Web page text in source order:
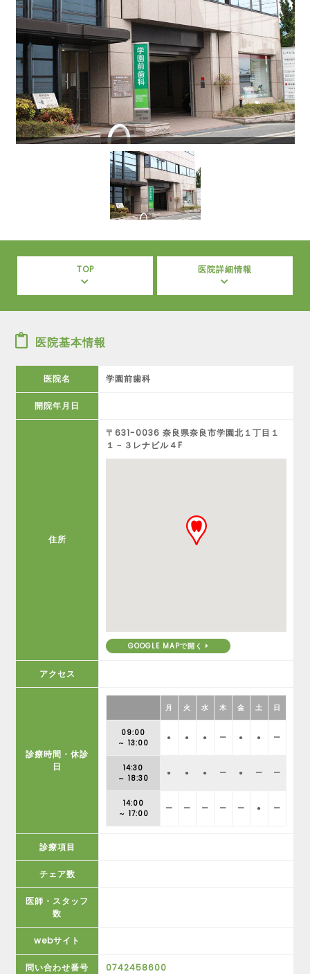
TOP 医院詳細情報
医院基本情報
医院名 学園前歯科
開院年月日
住所
〒631-0036 奈良県奈良市学園北１丁目１
１－３レナビル４F
GOOGLE MAPで開く
アクセス
診療時間・休診
日
月 火 水 木 金 土 日
09:00
～ 13:00
● ● ● ー ● ● ー
14:30
～ 18:30
● ● ● ー ● ー ー
14:00
～ 17:00
ー ー ー ー ー ● ー
診療項目
チェア数
医師・スタッフ
数
webサイト
問い合わせ番号 0742458600